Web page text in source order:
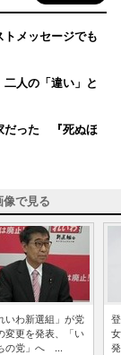
メッセージでも
人の「違い」と
だった 『死ぬほ
像で見る
いわ新選組」が党
変更を発表、「い
の党」へ ...